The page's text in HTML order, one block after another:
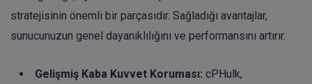
stratejisinin önemli bir parçasıdır. Sağladığı avantajlar,
sunucunuzun genel dayanıklılığını ve performansını artırır.
Gelişmiş Kaba Kuvvet Koruması: cPHulk,